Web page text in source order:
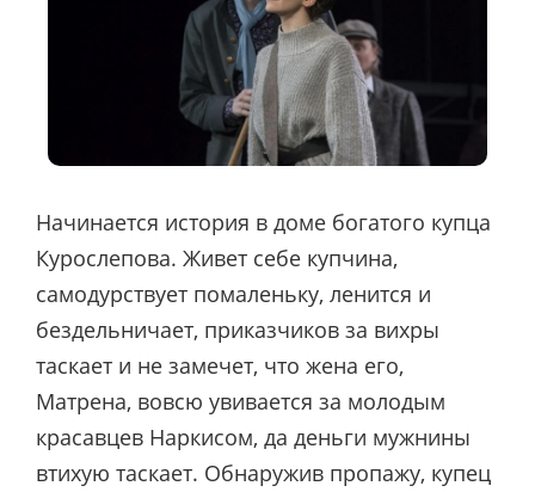
Начинается история в доме богатого купца
Курослепова. Живет себе купчина,
самодурствует помаленьку, ленится и
бездельничает, приказчиков за вихры
таскает и не замечет, что жена его,
Матрена, вовсю увивается за молодым
красавцев Наркисом, да деньги мужнины
втихую таскает. Обнаружив пропажу, купец